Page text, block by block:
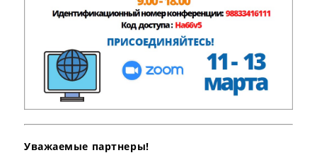
Уважаемые партнеры!